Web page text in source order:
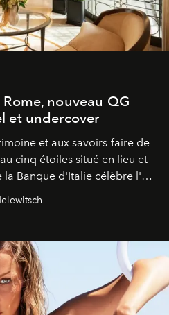
nouveau QG
et undercover
et aux savoirs-faire de
cinq étoiles situé en lieu et
Banque d'Italie célèbre l'art
son élégance intemporelle.